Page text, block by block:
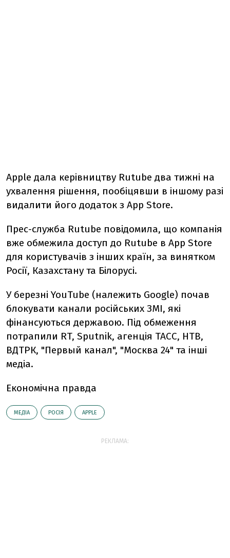
Apple дала керівництву Rutube два тижні на
ухвалення рішення, пообіцявши в іншому разі
видалити його додаток з App Store.
Прес-служба Rutube повідомила, що компанія
вже обмежила доступ до Rutube в App Store
для користувачів з інших країн, за винятком
Росії, Казахстану та Білорусі.
У березні YouTube (належить Google) почав
блокувати канали російських ЗМІ, які
фінансуються державою. Під обмеження
потрапили RT, Sputnik, агенція ТАСС, НТВ,
ВДТРК, "Первый канал", "Москва 24" та інші
медіа.
Економічна правда
МЕДІА РОСІЯ АPPLE
РЕКЛАМА: